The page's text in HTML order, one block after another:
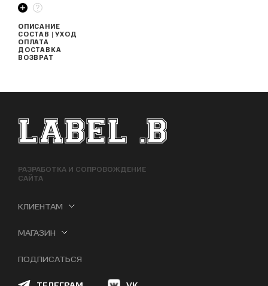
ОПИСАНИЕ
СОСТАВ | УХОД
ОПЛАТА
ДОСТАВКА
ВОЗВРАТ
ФУТЕР САЙТА
РАЗРАБОТКА И СОПРОВОЖДЕНИЕ
САЙТА
КЛИЕНТАМ
МАГАЗИН
ПОДПИСАТЬСЯ